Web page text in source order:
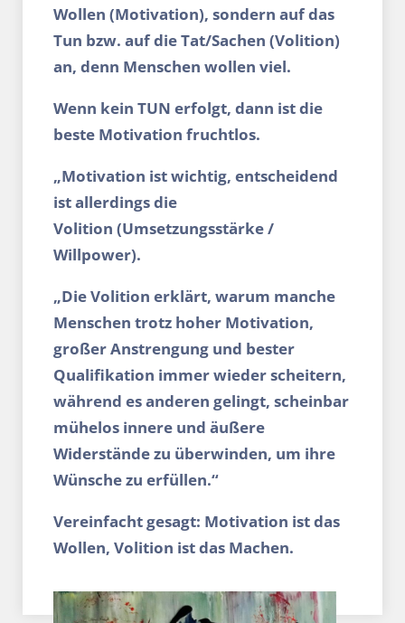
Wollen (Motivation), sondern auf das
Tun bzw. auf die Tat/Sachen (Volition)
an, denn Menschen wollen viel.
Wenn kein TUN erfolgt, dann ist die
beste Motivation fruchtlos.
„Motivation ist wichtig, entscheidend
ist allerdings die
Volition (Umsetzungsstärke /
Willpower).
„Die Volition erklärt, warum manche
Menschen trotz hoher Motivation,
großer Anstrengung und bester
Qualifikation immer wieder scheitern,
während es anderen gelingt, scheinbar
mühelos innere und äußere
Widerstände zu überwinden, um ihre
Wünsche zu erfüllen.“
Vereinfacht gesagt: Motivation ist das
Wollen, Volition ist das Machen.